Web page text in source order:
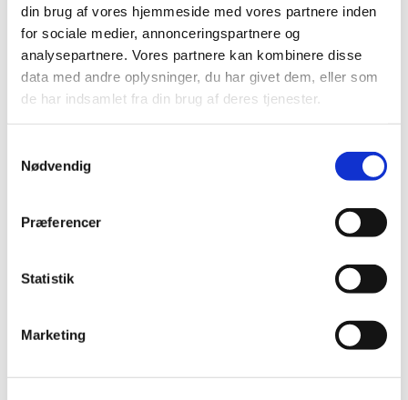
din brug af vores hjemmeside med vores partnere inden
for sociale medier, annonceringspartnere og
analysepartnere. Vores partnere kan kombinere disse
data med andre oplysninger, du har givet dem, eller som
de har indsamlet fra din brug af deres tjenester.
Nødvendig
Præferencer
Statistik
Marketing
WONDERWALL 90x90x4 cm 16.500,- DKK (SOLD) THE CORE 70x90 cm
(SOLD) LIBERTY 90x90x4 cm THROW YOUR LOVE AROUND 70x90 cm 14.500,- DKK